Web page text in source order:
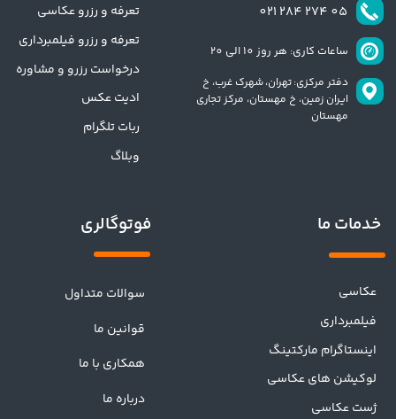
ساعات کاری: هر روز 10 الی 20
​​05 274 284 021​​​​​​​
دفتر مرکزی: تهران،شهرک غرب، خ
ایران زمین، خ مهستان، مرکز تجاری
مهستان
عکاسی
فیلمبرداری
اینستاگرام مارکتینگ
لوکیشن های عکاسی
ژست عکاسی
خدمات ما
تعرفه و رزرو عکاسی
تعرفه و رزرو فیلمبرداری
درخواست رزرو و مشاوره
ادیت عکس
ربات تلگرام
وبلاگ
سوالات متداول
قوانین ما
همکاری با ما
درباره ما
فوتوگالری